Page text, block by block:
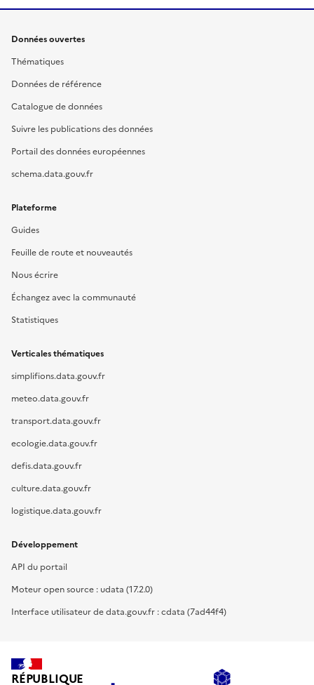
Données ouvertes
Thématiques
Données de référence
Catalogue de données
Suivre les publications des données
Portail des données européennes
schema.data.gouv.fr
Plateforme
Guides
Feuille de route et nouveautés
Nous écrire
Échangez avec la communauté
Statistiques
Verticales thématiques
simplifions.data.gouv.fr
meteo.data.gouv.fr
transport.data.gouv.fr
ecologie.data.gouv.fr
defis.data.gouv.fr
culture.data.gouv.fr
logistique.data.gouv.fr
Développement
API du portail
Moteur open source : udata (17.2.0)
Interface utilisateur de data.gouv.fr : cdata (7ad44f4)
RÉPUBLIQUE